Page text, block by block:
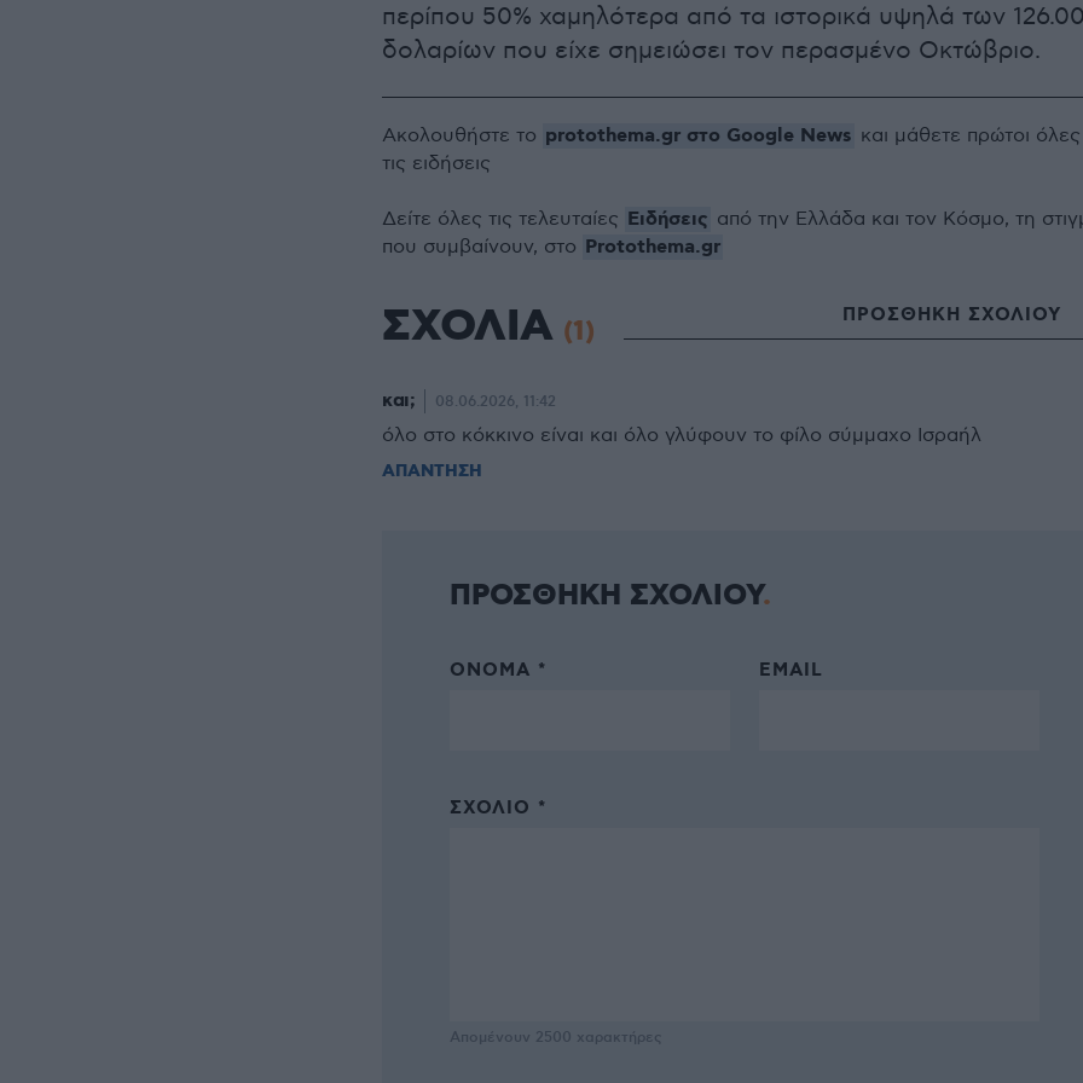
περίπου 50% χαμηλότερα από τα ιστορικά υψηλά των
δολαρίων που είχε σημειώσει τον περασμένο Οκτώβριο.
Ακολουθήστε το protothema.gr στο Google News και μάθετε πρώτοι όλες
τις ειδήσεις
Δείτε όλες τις τελευταίες Ειδήσεις από την Ελλάδα και τον Κόσμο, τη
που συμβαίνουν, στο Protothema.gr
ΣΧΟΛΙΑ (1) ΠΡΟΣΘΗΚΗ ΣΧΟΛΙΟΥ
και; 08.06.2026, 11:42
όλο στο κόκκινο είναι και όλο γλύφουν το φίλο σύμμαχο Ισραήλ
ΑΠΑΝΤΗΣΗ
ΠΡΟΣΘΗΚΗ ΣΧΟΛΙΟΥ
ΌΝΟΜΑ * EMAIL
ΣΧΌΛΙΟ *
Απομένουν 2500 χαρακτήρες